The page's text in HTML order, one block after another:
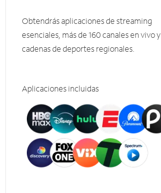
Obtendrás aplicaciones de streaming
esenciales, más de 160 canales en vivo y
cadenas de deportes regionales.
Aplicaciones incluidas